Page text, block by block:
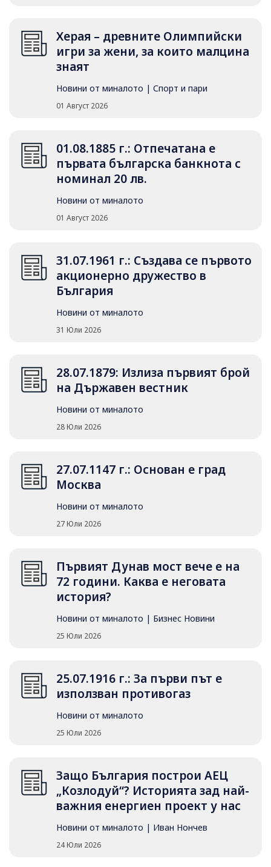
Херая – древните Олимпийски
игри за жени, за които малцина
знаят
Новини от миналото | Спорт и пари
01 Август 2026
01.08.1885 г.: Отпечатана е
първата българска банкнота с
номинал 20 лв.
Новини от миналото
01 Август 2026
31.07.1961 г.: Създава се първото
акционерно дружество в
България
Новини от миналото
31 Юли 2026
28.07.1879: Излиза първият брой
на Държавен вестник
Новини от миналото
28 Юли 2026
27.07.1147 г.: Основан е град
Москва
Новини от миналото
27 Юли 2026
Първият Дунав мост вече е на
72 години. Каква е неговата
история?
Новини от миналото | Бизнес Новини
25 Юли 2026
25.07.1916 г.: За първи път е
използван противогаз
Новини от миналото
25 Юли 2026
Защо България построи АЕЦ
„Козлодуй“? Историята зад най-
важния енергиен проект у нас
Новини от миналото | Иван Нончев
24 Юли 2026